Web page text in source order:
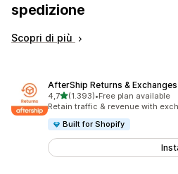
spedizione
Scopri di più
AfterShip Returns & Exchanges
4,7stelle su 5
(1.393)
1393 recensioni totali
•Free plan available
Retain traffic & revenue with
Built for Shopify